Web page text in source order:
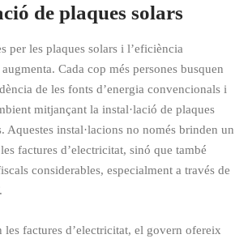
de plaques solars
per les plaques solars i l’eficiència
Cada cop més persones busquen
de les fonts d’energia convencionals i
mitjançant la instal·lació de plaques
Aquestes instal·lacions no només brinden un
factures d’electricitat, sinó que també
considerables, especialment a través de
les factures d’electricitat, el govern ofereix